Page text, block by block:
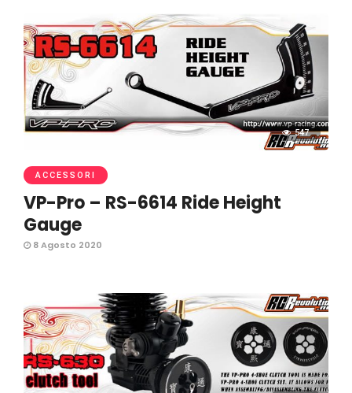
547
ACCESSORI
VP-Pro – RS-6614 Ride Height
Gauge
8 Agosto 2020